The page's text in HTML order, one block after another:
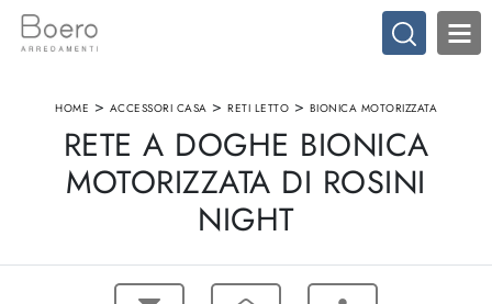
HOME > ACCESSORI CASA > RETI LETTO > BIONICA MOTORIZZATA
RETE A DOGHE BIONICA
MOTORIZZATA DI ROSINI
NIGHT